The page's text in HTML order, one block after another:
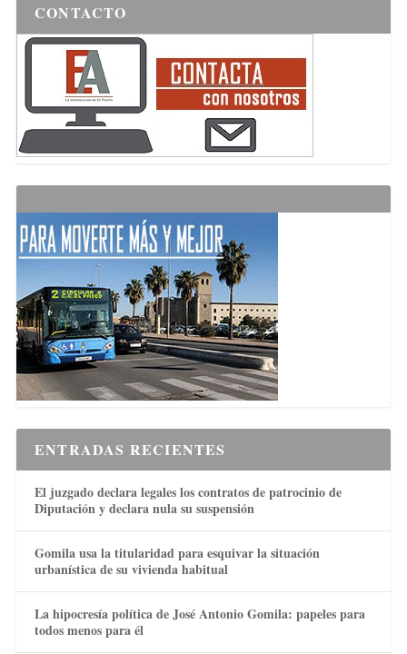
CONTACTO
ENTRADAS RECIENTES
El juzgado declara legales los contratos de patrocinio de
Diputación y declara nula su suspensión
Gomila usa la titularidad para esquivar la situación
urbanística de su vivienda habitual
La hipocresía política de José Antonio Gomila: papeles para
todos menos para él